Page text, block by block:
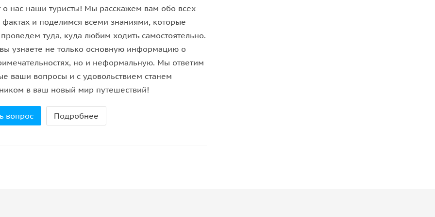
чаем и сладостями мы почувствуем ту
появится новая — строгая, европейская,
начнется другая глава нашей экскурсии —
изменили его судьбу, и увидим время, когда
о нас наши туристы! Мы расскажем вам обо всех
и поделимся всеми знаниями, которые
туда, куда любим ходить самостоятельно.
узнаете не только основную информацию о
но и неформальную. Мы ответим
ваши вопросы и с удовольствием станем
в ваш новый мир путешествий!
вопрос Подробнее